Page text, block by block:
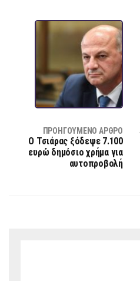
ΠΡΟΗΓΟΎΜΕΝΟ ΆΡΘΡΟ
Ο Τσιάρας ξόδεψε 7.100
ευρώ δημόσιο χρήμα για
αυτοπροβολή